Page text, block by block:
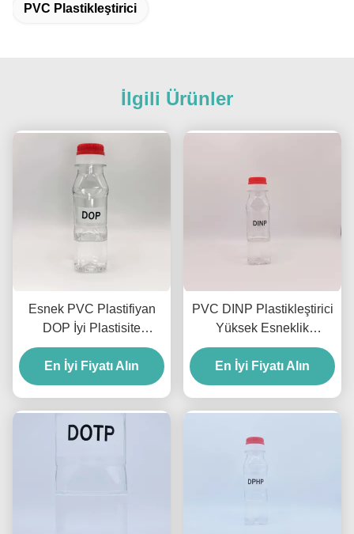
PVC Plastikleştirici
İlgili Ürünler
Esnek PVC Plastifiyan
DOP İyi Plastisite
Dayanıklılık PVC Ürünleri
İçin
En İyi Fiyatı Alın
PVC DINP Plastikleştirici
Yüksek Esneklik
Kararlılığı PVC Ürünleri
Dinp Diisononyl Ftalat
En İyi Fiyatı Alın